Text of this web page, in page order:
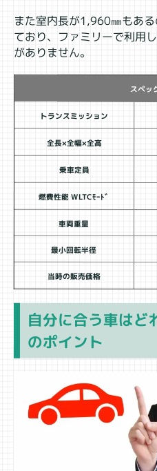
また室内長が1,960㎜もあ
ており、ファミリーで利用
がありません。
スペッ
トランスミッション
全長×全幅×全高
乗車定員
燃費性能 WLTCﾓｰﾄﾞ
車両重量
最小回転半径
当時の販売価格
自分に合う車はど
のポイント